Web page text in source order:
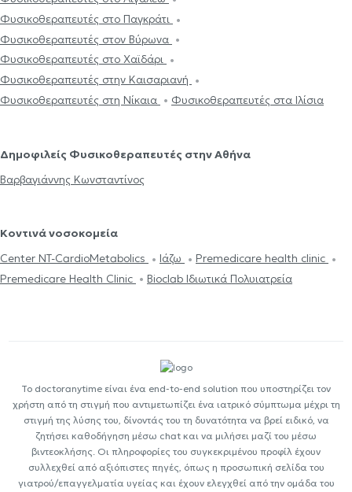
Φυσικοθεραπευτές στο Παγκράτι
Φυσικοθεραπευτές στον Βύρωνα
Φυσικοθεραπευτές στο Χαϊδάρι
Φυσικοθεραπευτές στην Καισαριανή
Φυσικοθεραπευτές στη Νίκαια
Φυσικοθεραπευτές στα Ιλίσια
Δημοφιλείς Φυσικοθεραπευτές στην Αθήνα
Βαρβαγιάννης Κωνσταντίνος
Κοντινά νοσοκομεία
Center NT-CardioMetabolics
Ιάζω
Premedicare health clinic
Premedicare Health Clinic
Bioclab Ιδιωτικά Πολυιατρεία
Το doctoranytime είναι ένα end-to-end solution που υποστηρίζει τον
χρήστη από τη στιγμή που αντιμετωπίζει ένα ιατρικό σύμπτωμα μέχρι τη
στιγμή της λύσης του, δίνοντάς του τη δυνατότητα να βρεί ειδικό, να
ζητήσει καθοδήγηση μέσω chat και να μιλήσει μαζί του μέσω
βιντεοκλήσης. Οι πληροφορίες του συγκεκριμένου προφίλ έχουν
συλλεχθεί από αξιόπιστες πηγές, όπως η προσωπική σελίδα του
γιατρού/επαγγελματία υγείας και έχουν ελεγχθεί από την ομάδα του